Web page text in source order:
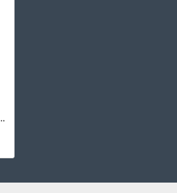
for Multisurfaces № 40, 120 мл, (Delano) Дела